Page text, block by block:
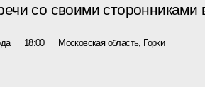
со своими
18:00 Московская область, Горки